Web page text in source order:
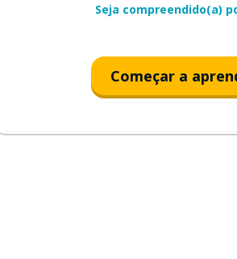
Seja compreendido(a)
Começar a